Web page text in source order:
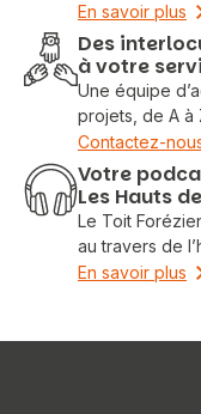
En savoir plus
Des
à votre
Une équipe
projets, de A à
Contactez-
Votre
Les Hauts
Le Toit
au travers de
En savoir plus